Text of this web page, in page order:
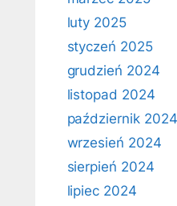
luty 2025
styczeń 2025
grudzień 2024
listopad 2024
październik 2024
wrzesień 2024
sierpień 2024
lipiec 2024